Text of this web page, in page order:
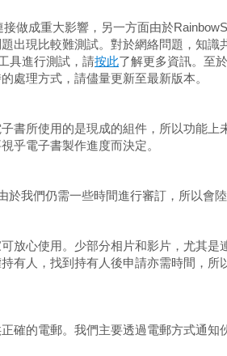
做成重大影響，另一方面由於
出現比較難測試。對於網絡問題，知識
具進行測試，請按此了解更多資訊。至
處理方式，請儘量更新至最新版本。
書所使用的是現成的組件，所以功能上
乎電子書製作進度而決定。
我們仍需一些時間進行審訂，所以會陸
放心使用。少部分相片和影片，尤其是
有人，找到持有人後申請亦需時間，所
確的電郵。我們主要透過電郵方式通知